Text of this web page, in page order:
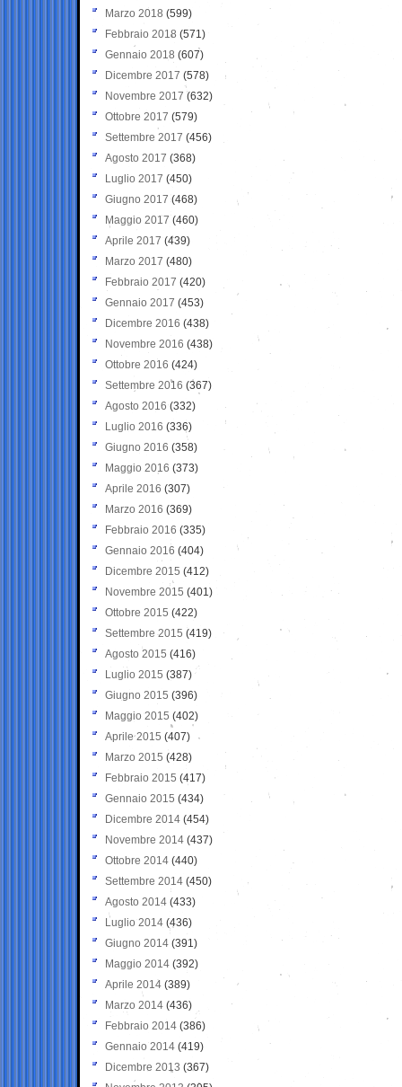
Marzo 2018 (599)
Febbraio 2018 (571)
Gennaio 2018 (607)
Dicembre 2017 (578)
Novembre 2017 (632)
Ottobre 2017 (579)
Settembre 2017 (456)
Agosto 2017 (368)
Luglio 2017 (450)
Giugno 2017 (468)
Maggio 2017 (460)
Aprile 2017 (439)
Marzo 2017 (480)
Febbraio 2017 (420)
Gennaio 2017 (453)
Dicembre 2016 (438)
Novembre 2016 (438)
Ottobre 2016 (424)
Settembre 2016 (367)
Agosto 2016 (332)
Luglio 2016 (336)
Giugno 2016 (358)
Maggio 2016 (373)
Aprile 2016 (307)
Marzo 2016 (369)
Febbraio 2016 (335)
Gennaio 2016 (404)
Dicembre 2015 (412)
Novembre 2015 (401)
Ottobre 2015 (422)
Settembre 2015 (419)
Agosto 2015 (416)
Luglio 2015 (387)
Giugno 2015 (396)
Maggio 2015 (402)
Aprile 2015 (407)
Marzo 2015 (428)
Febbraio 2015 (417)
Gennaio 2015 (434)
Dicembre 2014 (454)
Novembre 2014 (437)
Ottobre 2014 (440)
Settembre 2014 (450)
Agosto 2014 (433)
Luglio 2014 (436)
Giugno 2014 (391)
Maggio 2014 (392)
Aprile 2014 (389)
Marzo 2014 (436)
Febbraio 2014 (386)
Gennaio 2014 (419)
Dicembre 2013 (367)